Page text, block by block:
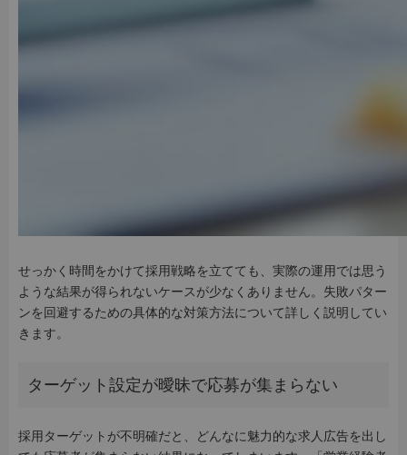
せっかく時間をかけて採用戦略を立てても、実際の運用では思う
ような結果が得られないケースが少なくありません。失敗パター
ンを回避するための具体的な対策方法について詳しく説明してい
きます。
ターゲット設定が曖昧で応募が集まらない
採用ターゲットが不明確だと、どんなに魅力的な求人広告を出し